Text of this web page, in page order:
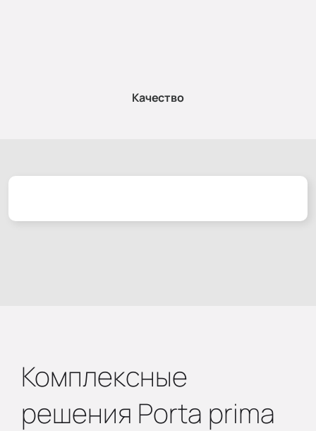
Качество
Комплексные
решения Porta prima